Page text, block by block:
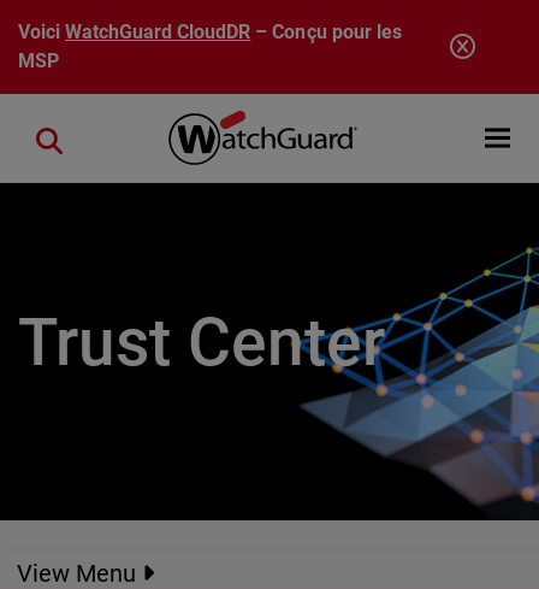
Aller au contenu principal
VoiciWatchGuard CloudDR – Conçu pour les
MSP
Open
Close search
Trust Center
View Menu